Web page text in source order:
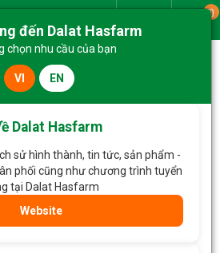
0
đến Dalat Hasfarm
chọn nhu cầu của bạn
VI EN
Dalat Hasfarm
sử hình thành, tin tức, sản phẩm -
phối cũng như chương trình tuyển
tại Dalat Hasfarm
Website